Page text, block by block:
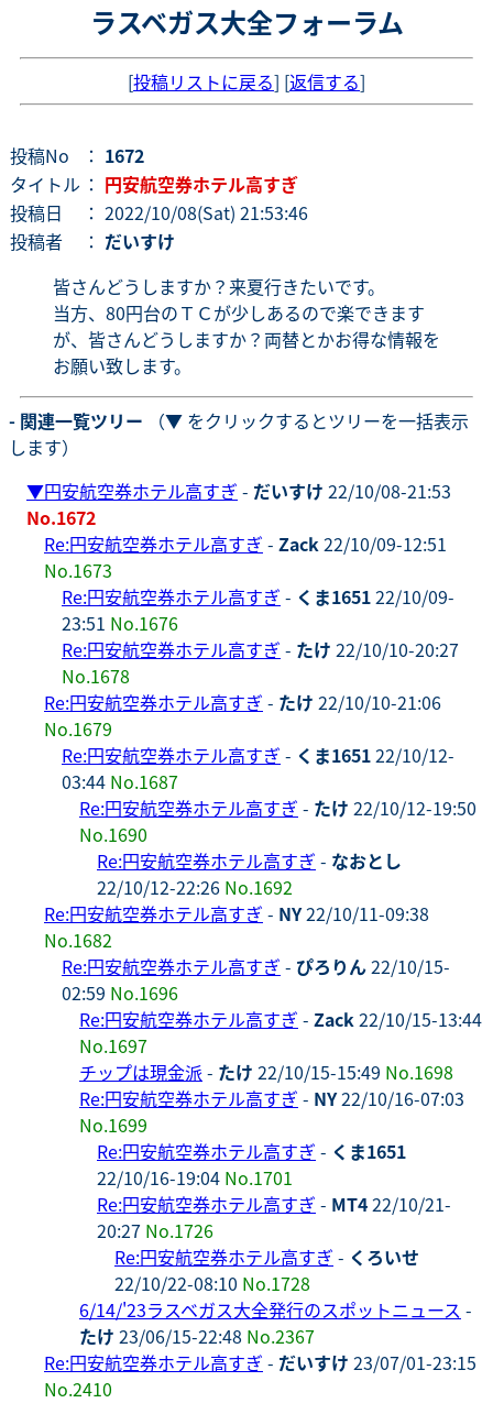
ラスベガス大全フォーラム
[投稿リストに戻る] [返信する]
投稿No ： 1672
タイトル ： 円安航空券ホテル高すぎ
投稿日
： 2022/10/08(Sat) 21:53:46
投稿者
： だいすけ
皆さんどうしますか？来夏行きたいです。
当方、80円台のＴＣが少しあるので楽できます
が、皆さんどうしますか？両替とかお得な情報を
お願い致します。
- 関連一覧ツリー （▼ をクリックするとツリーを一括表示
します）
▼円安航空券ホテル高すぎ - だいすけ 22/10/08-21:53
No.1672
Re:円安航空券ホテル高すぎ - Zack22/10/09-12:51
No.1673
Re:円安航空券ホテル高すぎ - くま165122/10/09-
23:51 No.1676
Re:円安航空券ホテル高すぎ - たけ 22/10/10-20:27
No.1678
Re:円安航空券ホテル高すぎ - たけ 22/10/10-21:06
No.1679
Re:円安航空券ホテル高すぎ - くま165122/10/12-
03:44 No.1687
Re:円安航空券ホテル高すぎ - たけ 22/10/12-19:50
No.1690
Re:円安航空券ホテル高すぎ - なおとし
22/10/12-22:26 No.1692
Re:円安航空券ホテル高すぎ - NY22/10/11-09:38
No.1682
Re:円安航空券ホテル高すぎ - ぴろりん22/10/15-
02:59 No.1696
Re:円安航空券ホテル高すぎ - Zack22/10/15-13:44
No.1697
チップは現金派- たけ 22/10/15-15:49 No.1698
Re:円安航空券ホテル高すぎ - NY22/10/16-07:03
No.1699
Re:円安航空券ホテル高すぎ - くま1651
22/10/16-19:04 No.1701
Re:円安航空券ホテル高すぎ - MT422/10/21-
20:27 No.1726
Re:円安航空券ホテル高すぎ - くろいせ
22/10/22-08:10 No.1728
6/14/'23ラスベガス大全発行のスポットニュース -
たけ 23/06/15-22:48 No.2367
Re:円安航空券ホテル高すぎ - だいすけ 23/07/01-23:15
No.2410